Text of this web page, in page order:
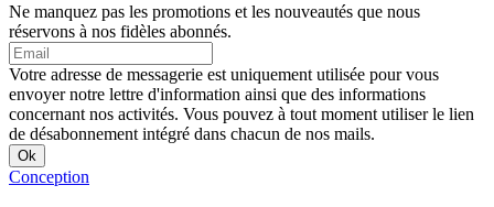
Ne manquez pas les promotions et les nouveautés que nous
réservons à nos fidèles abonnés.
Votre adresse de messagerie est uniquement utilisée pour vous
envoyer notre lettre d'information ainsi que des informations
concernant nos activités. Vous pouvez à tout moment utiliser le lien
de désabonnement intégré dans chacun de nos mails.
Conception